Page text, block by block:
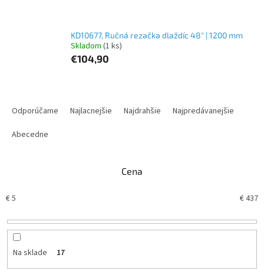
KD10677, Ručná rezačka dlaždíc 48" | 1200 mm
Skladom (1 ks)
€104,90
r
d
t
Odporúčame Najlacnejšie Najdrahšie
Najpredávanejšie
Abecedne
Cena
€5 €437
Na sklade 17